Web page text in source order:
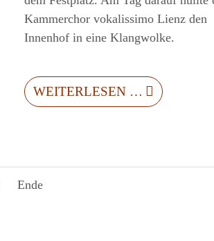
Kammerchor vokalissimo Lienz den
Innenhof in eine Klangwolke.
WEITERLESEN …
Ende